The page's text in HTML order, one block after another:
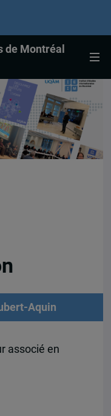
de Montréal
Aquin
associé en